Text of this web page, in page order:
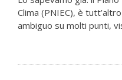
Clima (PNIEC), è
ambiguo su molti punti,